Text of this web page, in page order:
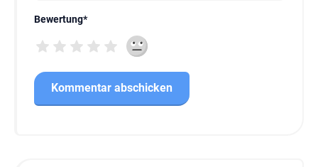
Bewertung*